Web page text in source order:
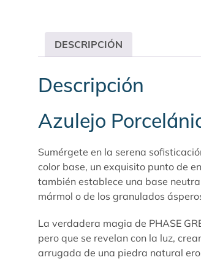
DESCRIPCIÓN
Descripción
Azulejo
Sumérgete en la serena
color base, un exquisito punto de
también establece una base
mármol o de los granulados
La verdadera magia de PHASE
pero que se revelan con la luz,
arrugada de una piedra natural